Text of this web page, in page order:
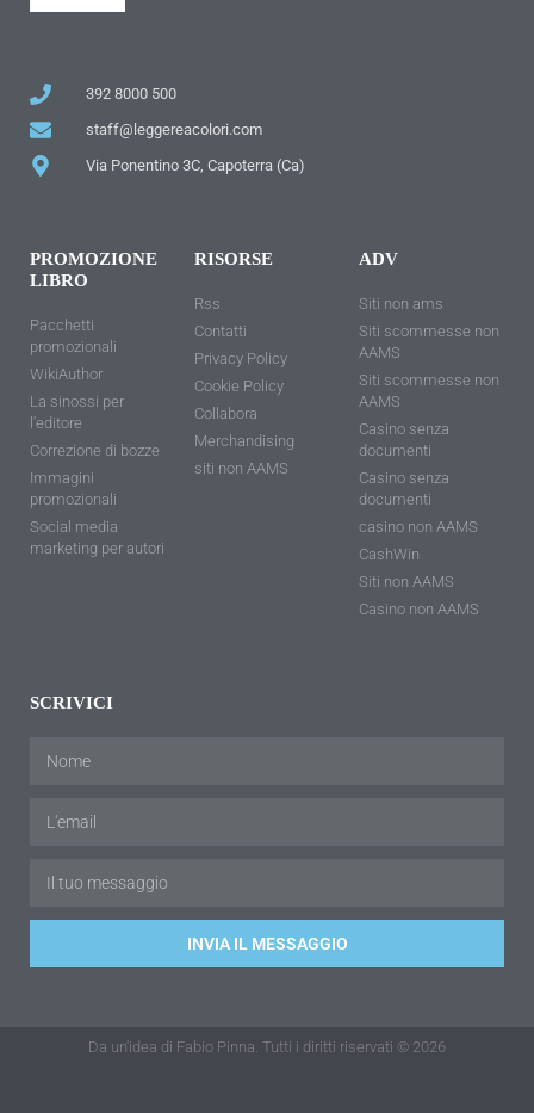
392 8000 500
staff@leggereacolori.com
Via Ponentino 3C, Capoterra (Ca)
PROMOZIONE
LIBRO
Pacchetti
promozionali
WikiAuthor
La sinossi per
l'editore
Correzione di bozze
Immagini
promozionali
Social media
marketing per autori
RISORSE
Rss
Contatti
Privacy Policy
Cookie Policy
Collabora
Merchandising
siti non AAMS
ADV
Siti non ams
Siti scommesse non
AAMS
Siti scommesse non
AAMS
Casino senza
documenti
Casino senza
documenti
casino non AAMS
CashWin
Siti non AAMS
Casino non AAMS
SCRIVICI
INVIA IL MESSAGGIO
Da un'idea di Fabio Pinna. Tutti i diritti riservati © 2026